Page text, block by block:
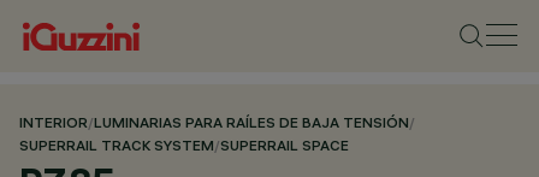
INTERIOR/LUMINARIAS PARA RAÍLES DE BAJA TENSIÓN/
SUPERRAIL TRACK SYSTEM/SUPERRAIL SPACE